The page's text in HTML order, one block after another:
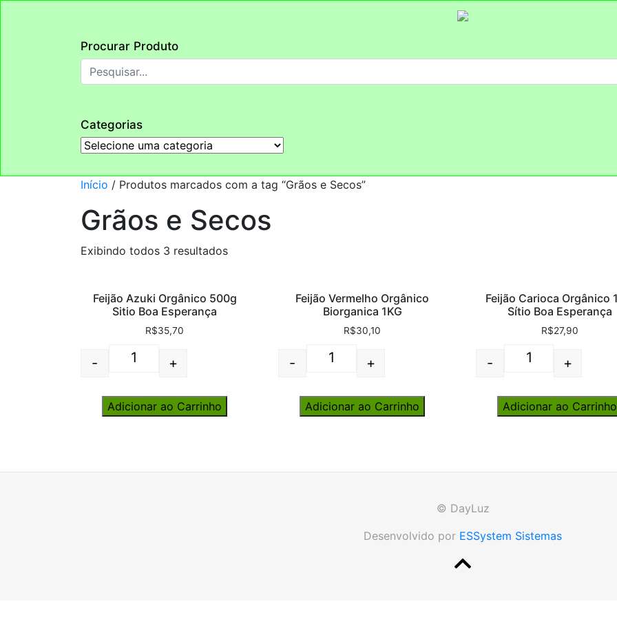
Procurar Produto
Categorias
Início / Produtos marcados com a tag “Grãos e Secos”
Grãos e Secos
Exibindo todos 3 resultados
Feijão Azuki Orgânico 500g
Sitio Boa Esperança
R$35,70
Quantity
- +
Adicionar ao Carrinho
Feijão Vermelho Orgânico
Biorganica 1KG
R$30,10
Quantity
- +
Adicionar ao Carrinho
Feijão Carioca Orgânico
Sítio Boa Esperança
R$27,90
Quantity
- +
Adicionar ao Carrinho
© DayLuz
Desenvolvido por ESSystem Sistemas